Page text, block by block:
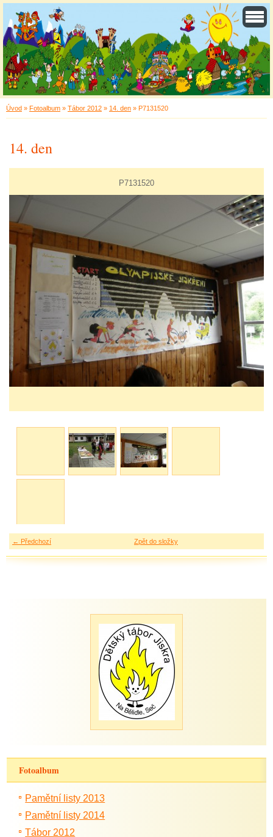
Úvod » Fotoalbum » Tábor 2012 » 14. den » P7131520
14. den
P7131520
← Předchozí Zpět do složky
Fotoalbum
Pamětní listy 2013
Pamětní listy 2014
Tábor 2012